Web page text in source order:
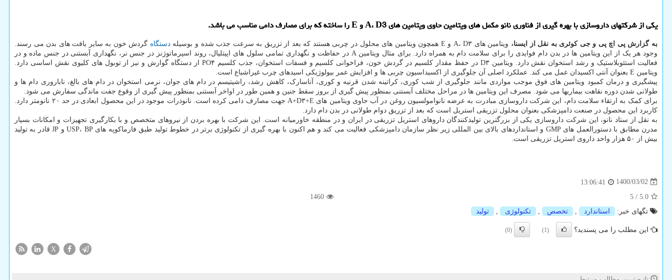
یکی از شرکتهای داروسازی با بهره گیری از فناوری نانو مکمل های ویتامین حاوی ویتامین های A، D3 و E را ساخته که برای مصارف دامی مناسب می باشد.
به گزارش پی اچ پی و جی کوئری به نقل از ایسنا، ویتامین های A، D۳ و E همچون ویتامین های محلول در چربی هستند که بعد از تزریق به سرعت جذب شده و بوسیله دستگاه گردش خون به سایر بافت های بدن می رسند.
وجود هر یک از این ویتامین ها در بدن دام فوایدی را برای سلامت دام به همراه دارد. برای مثال ویتامین A در حفاظت و نگهداری تمامی سلول های اپیتلیال، روند اسپرماتوژنز در جنس نر، نگهداری آبستنی در جنس ماده و در
فعالیت استئوبلاستیک و رشد استخوان نقش دارد. ویتامین D۳ در حفظ مقدار کلسیم در گردش خون، فراخوانی کلسیم و فسفات استخوان، جذب کلسیم PO۴ از دستگاه گوارش و نیز از توبول های کلیوی نقش اساسی دارد.
ویتامین E بعنوان آنتی اکسیدان عمل می کند. عملکرد اصلی آن جلوگیری از اکسیداسیون چربی ها و افزایش عمر بیولوژیکی اسیدهای چرب غیراشباع است.
پیشگیری و درمان کمبود ویتامین های فوق موجب مواردی مانند جلوگیری از شب کوری، کراتینه شدن قرنیه و کوری، آناسارک، کاهش رشد، راشیتیسم در دام های جوان، نرمی استخوان در دام های بالغ، ناباروری دام ها و
طولانی شدن دوره نقاهت بیماریها می شود. مصرف این ویتامین ها در مراحل مختلف آبستنی بمنظور پیش گیری از بروز سقط جنین و همین طور در اواخر آبستنی بمنظور پیش گیری از وقوع جفت ماندگی سفارش می شود.
برای کمک به ارتقاء سلامت دام، این شرکت داروسازی مبادرت به عرضه نانوامولسیون روغن در آب حاوی ویتامین های A+D۳+E جهت مصارف دامی کرده است. نانوذرات موجود در این محصول ابعادی در حد ۲۰ نانومتر دارد.
کاربرد این محصول در صنعت دامپزشکی بعنوان محلول تزریقی استریل است که بعد از تزریق دوام طولانی در بدن دام دارد.
به نقل از ستاد نانو، این شرکت داروسازی یکی از بزرگترین تولیدکنندگان داروهای استریل تزریقی در ایران و در منطقه خاورمیانه است. این شرکت با بهره بردن از نیروهای متخصص و با بکارگیری تجهیزات و امکانات بسیار
مدرن مطابق با دستورالعمل های GMP و استانداردهای بالای بین المللی زیر نظر سازمان دامپزشکی فعالیت می کند و هم اکنون با بهره گیری از تکنولوژی برتر در خطوط تولید طبق فارماکوپه های USP، BP و JP قادر به تولید
بیش از ۵۰ هزار واحد داروی استریل تزریقی است.
1400/03/02
13:06:41
5.0
/
5
1460
تگهای خبر:
استاندارد , تخصص , تكنولوژی , تولید
این مطلب را می پسندید؟ (1)
(0)
X